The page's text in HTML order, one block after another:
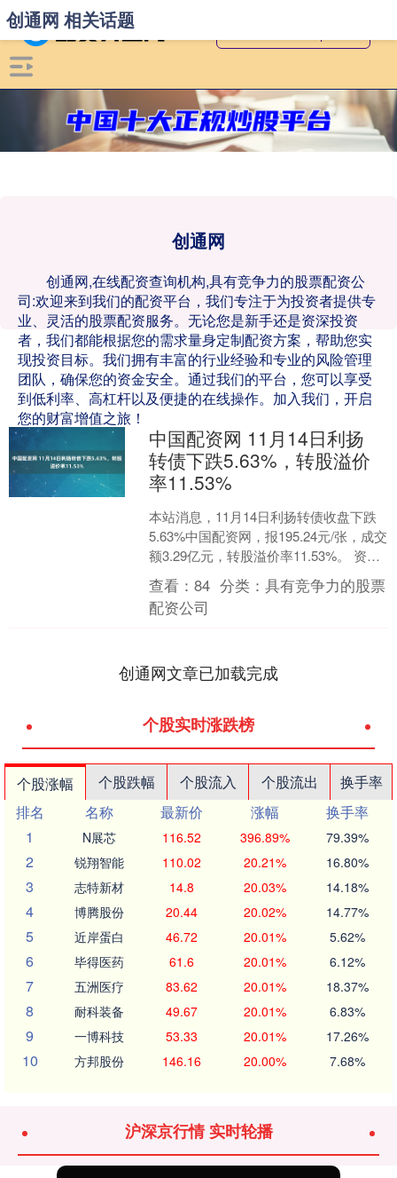
创通网
创通网,在线配资查询机构,具有竞争力的股票配资公
司:欢迎来到我们的配资平台，我们专注于为投资者提供专
业、灵活的股票配资服务。无论您是新手还是资深投资
者，我们都能根据您的需求量身定制配资方案，帮助您实
现投资目标。我们拥有丰富的行业经验和专业的风险管理
团队，确保您的资金安全。通过我们的平台，您可以享受
到低利率、高杠杆以及便捷的在线操作。加入我们，开启
您的财富增值之旅！
创通网 相关话题
中国配资网 11月14日利扬
转债下跌5.63%，转股溢价
率11.53%
本站消息，11月14日利扬转债收盘下跌
5.63%中国配资网，报195.24元/张，成交
额3.29亿元，转股溢价率11.53%。 资料
显示，利扬转债信用级别为“A....
查看：84 分类：具有竞争力的股票
配资公司
创通网文章已加载完成
个股实时涨跌榜
个股涨幅 个股跌幅 个股流入 个股流出
换手率
排名
名称 最新价 涨幅
换手率
1
N展芯 116.52 396.89% 79.39%
2 锐翔智能 110.02 20.21% 16.80%
3 志特新材 14.8 20.03% 14.18%
4 博腾股份 20.44 20.02% 14.77%
5 近岸蛋白 46.72 20.01% 5.62%
6 毕得医药 61.6 20.01% 6.12%
7 五洲医疗 83.62 20.01% 18.37%
8 耐科装备 49.67 20.01% 6.83%
9 一博科技 53.33 20.01% 17.26%
10 方邦股份 146.16 20.00% 7.68%
沪深京行情 实时轮播